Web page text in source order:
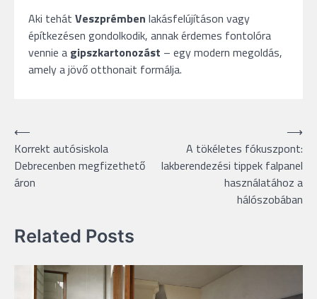
Aki tehát Veszprémben lakásfelújításon vagy
építkezésen gondolkodik, annak érdemes fontolóra
vennie a gipszkartonozást – egy modern megoldás,
amely a jövő otthonait formálja.
Bejegyzés
navigáció
⟵
Korrekt autósiskola
Debrecenben megfizethető
áron
A tökéletes fókuszpont:
lakberendezési tippek falpanel
használatához a
hálószobában
⟶
Related Posts